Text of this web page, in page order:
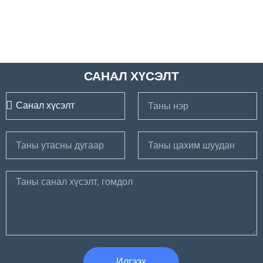
САНАЛ ХҮСЭЛТ